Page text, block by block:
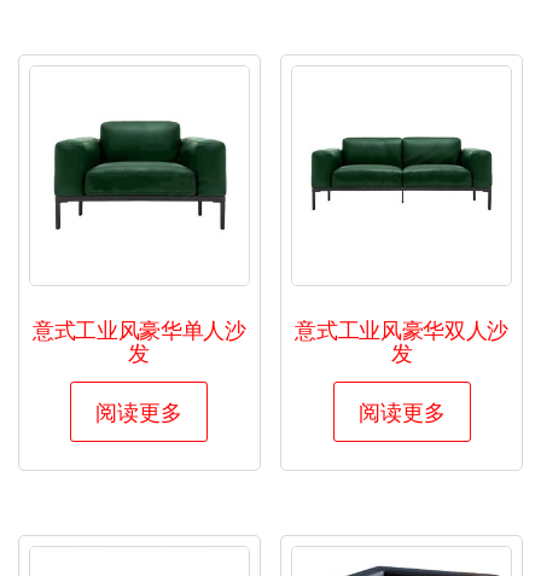
意式工业风豪华单人沙
发
阅读更多
意式工业风豪华双人沙
发
阅读更多